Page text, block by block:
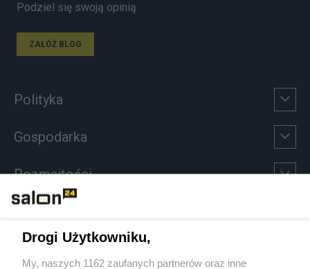
Podziel się swoją opinią
ZAŁÓŻ BLOG
Polityka
Gospodarka
Rozmaitości
Sport
Drogi Użytkowniku,
My, naszych 1162 zaufanych partnerów oraz inne